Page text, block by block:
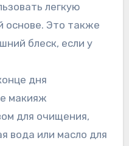
легкую
основе. Это также
блеск, если у
дня
макияж
для очищения,
вода или масло для